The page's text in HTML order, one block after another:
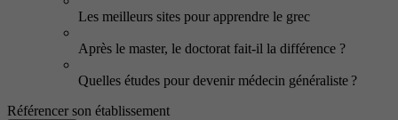
Les meilleurs sites pour apprendre le grec
Après le master, le doctorat fait-il la différence ?
Quelles études pour devenir médecin généraliste ?
Référencer son établissement